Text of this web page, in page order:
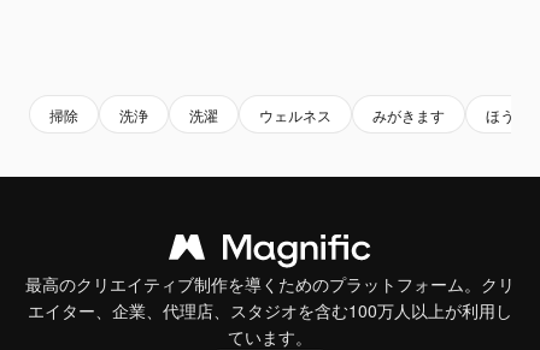
掃除 洗浄 洗濯 ウェルネス みがきます ほうき
最高のクリエイティブ制作を導くためのプラットフォーム。クリ
エイター、企業、代理店、スタジオを含む100万人以上が利用し
ています。